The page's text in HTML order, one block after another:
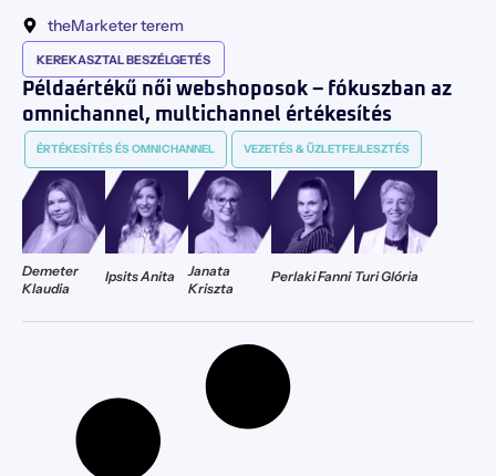
theMarketer terem
KEREKASZTAL BESZÉLGETÉS
Példaértékű női webshoposok – fókuszban az
omnichannel, multichannel értékesítés
ÉRTÉKESÍTÉS ÉS OMNICHANNEL VEZETÉS & ÜZLETFEJLESZTÉS
Demeter
Klaudia
Ipsits Anita
Janata
Kriszta
Perlaki Fanni Turi Glória